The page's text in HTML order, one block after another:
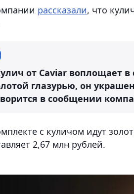
рассказали, что
от Caviar воплощает
глазурью, он
в сообщении
с куличом идут
2,67 млн рублей.